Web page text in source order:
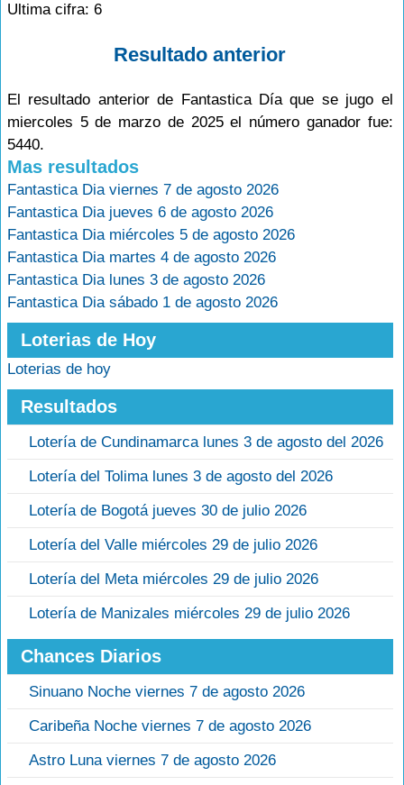
Ultima cifra: 6
Resultado anterior
El resultado anterior de Fantastica Día que se jugo el
miercoles 5 de marzo de 2025 el número ganador fue:
5440.
Mas resultados
Fantastica Dia viernes 7 de agosto 2026
Fantastica Dia jueves 6 de agosto 2026
Fantastica Dia miércoles 5 de agosto 2026
Fantastica Dia martes 4 de agosto 2026
Fantastica Dia lunes 3 de agosto 2026
Fantastica Dia sábado 1 de agosto 2026
Loterias de Hoy
Loterias de hoy
Resultados
Lotería de Cundinamarca lunes 3 de agosto del 2026
Lotería del Tolima lunes 3 de agosto del 2026
Lotería de Bogotá jueves 30 de julio 2026
Lotería del Valle miércoles 29 de julio 2026
Lotería del Meta miércoles 29 de julio 2026
Lotería de Manizales miércoles 29 de julio 2026
Chances Diarios
Sinuano Noche viernes 7 de agosto 2026
Caribeña Noche viernes 7 de agosto 2026
Astro Luna viernes 7 de agosto 2026